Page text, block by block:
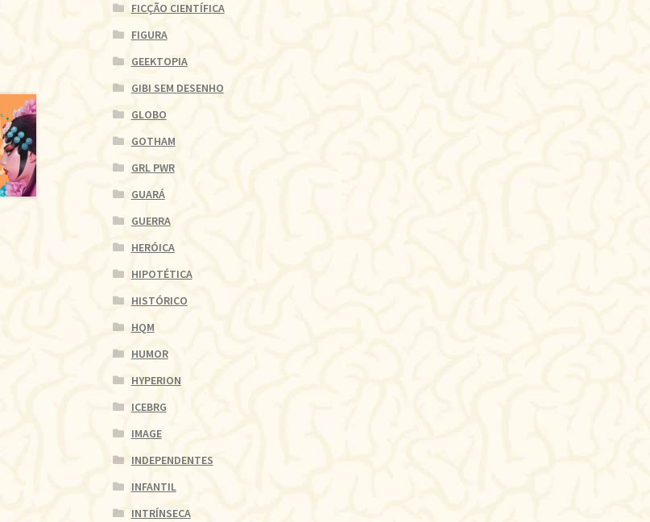
FICÇÃO CIENTÍFICA
FIGURA
GEEKTOPIA
GIBI SEM DESENHO
GLOBO
GOTHAM
GRL PWR
GUARÁ
GUERRA
HERÓICA
HIPOTÉTICA
HISTÓRICO
HQM
HUMOR
HYPERION
ICEBRG
IMAGE
INDEPENDENTES
INFANTIL
INTRÍNSECA